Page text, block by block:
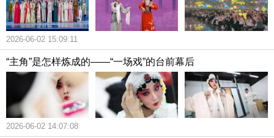
2026-06-02 15:09:11
“主角”是怎样炼成的——“一场戏”的台前幕后
2026-06-02 14:07:08